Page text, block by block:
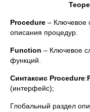
Procedure – Ключевое
описания процедур.
Function – Ключевое
функций.
Синтаксис Procedure:
(интерфейс);
Глобальный раздел